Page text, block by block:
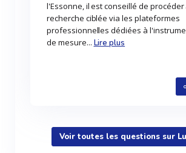
l'Essonne, il est conseillé de procéder
recherche ciblée via les plateformes
professionnelles dédiées à
de mesure... Lire plus
Voir toutes les questions sur